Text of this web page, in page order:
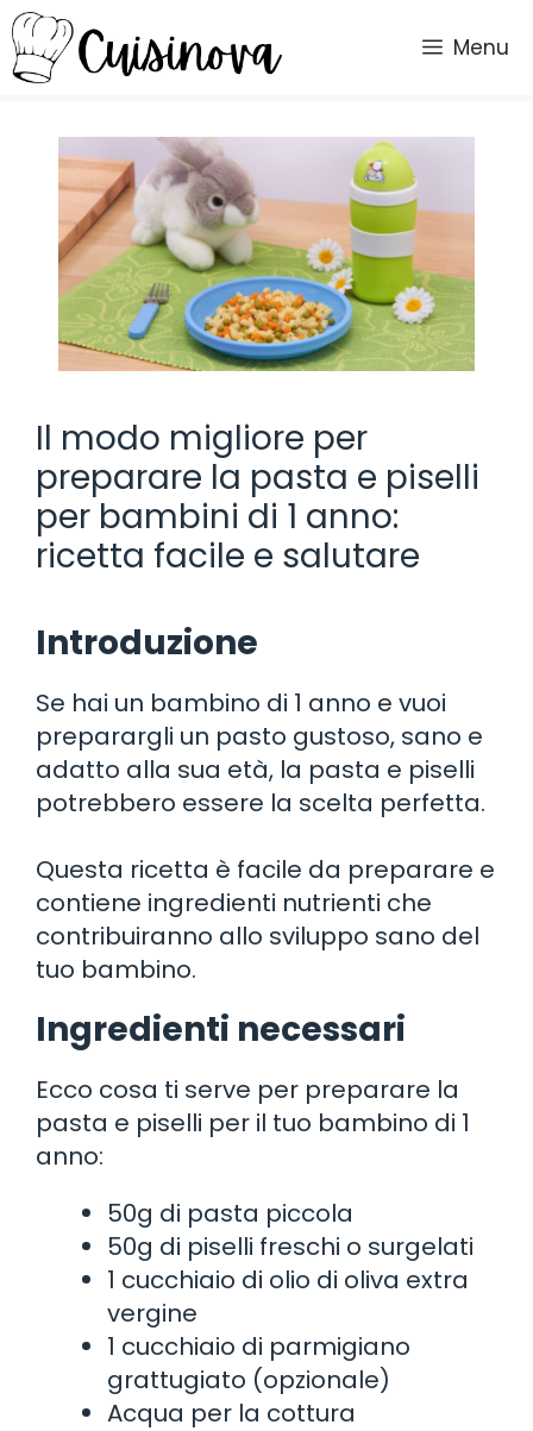
Vai
al
contenuto
Menu
Il modo migliore per
preparare la pasta e piselli
per bambini di 1 anno:
ricetta facile e salutare
Introduzione
Se hai un bambino di 1 anno e vuoi
preparargli un pasto gustoso, sano e
adatto alla sua età, la pasta e piselli
potrebbero essere la scelta perfetta.
Questa ricetta è facile da preparare e
contiene ingredienti nutrienti che
contribuiranno allo sviluppo sano del
tuo bambino.
Ingredienti necessari
Ecco cosa ti serve per preparare la
pasta e piselli per il tuo bambino di 1
anno:
50g di pasta piccola
50g di piselli freschi o surgelati
1 cucchiaio di olio di oliva extra
vergine
1 cucchiaio di parmigiano
grattugiato (opzionale)
Acqua per la cottura